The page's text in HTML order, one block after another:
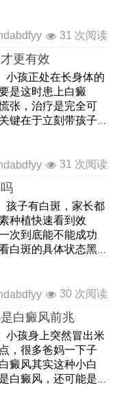
31 次阅读
更有效
小孩正处在长身体的
是这时患上白癜
张，治疗是完全可
键在于立刻带孩子
31 次阅读
孩子有白斑，家长都
种植快速看到效
次到底能不能成功
白斑的具体状态黑
30 次阅读
白癜风前兆
小孩身上突然冒出米
，很多爸妈一下子
癜风其实这种小白
白癜风，还可能是